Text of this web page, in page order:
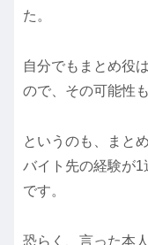
た。
自分でもまとめ役
ので、その可能性
というのも、まと
バイト先の経験が
です。
恐らく、言った本